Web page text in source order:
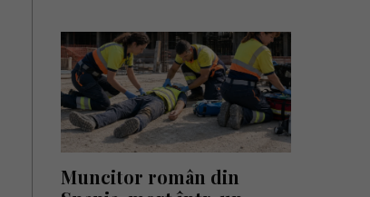
Muncitor român din